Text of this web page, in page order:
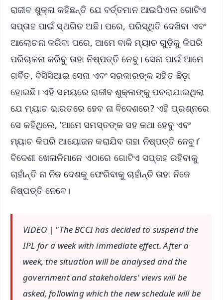
ରାଜୀବ ଶୁକ୍ଳା କହିଛନ୍ତି ଯେ ବର୍ତ୍ତମାନ ଆଇପିଏଲ ଗୋଟିଏ
ସପ୍ତାହ ପାଇଁ ସ୍ଥଗିତ ଅଛି। ପରେ, ପରିସ୍ଥିତି ଦେଖିବା ଏବଂ
ଆଲୋଚନା କରିବା ପରେ, ଆମେ ବାକି ମ୍ୟାଚ ଗୁଡ଼ିକୁ କିପରି
ପରିଚାଳନା କରିବୁ ତାହା ନିଷ୍ପତ୍ତି ନେବୁ। ସେନା ପାଇଁ ଆମେ
ଗର୍ବିତ, ବିସିସିଆଇ ସେନା ଏବଂ ସରକାରଙ୍କ ସହିତ ଛିଡ଼ା
ହୋଇଛି। ଏହି ସମୟରେ ରାଜୀବ ଶୁକ୍ଳାଙ୍କୁ ପଚରାଯାଇଥିଲା
ଯେ ମ୍ୟାଚ ଭାରତରେ ହେବ ନା ବିଦେଶରେ? ଏହି ପ୍ରଶ୍ନରେ
ସେ କହିଥିଲେ, ‘ଆମେ ସମସ୍ତଙ୍କ ସହ କଥା ହେବୁ ଏବଂ
ମ୍ୟାଚ କିପରି ଆୟୋଜନ କରାଯିବ ତାହା ନିଷ୍ପତ୍ତି ନେବୁ।’
ବିଦେଶୀ ଖେଳାଳିମାନେ ଏଠାରେ ଗୋଟିଏ ସପ୍ତାହ ରହିବାକୁ
ଚାହାଁନ୍ତି ନା ନିଜ ଦେଶକୁ ଫେରିବାକୁ ଚାହାଁନ୍ତି ତାହା ନିଜେ
ନିଷ୍ପତ୍ତି ନେବେ।
VIDEO | "The BCCI has decided to suspend the
IPL for a week with immediate effect. After a
week, the situation will be analysed and the
government and stakeholders' views will be
asked, following which the new schedule will be